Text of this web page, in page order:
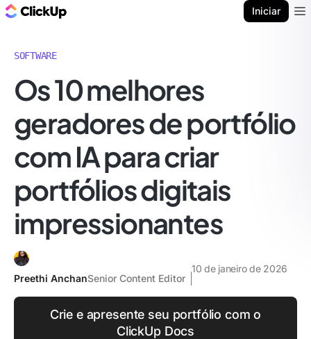
Iniciar
SOFTWARE
Os 10 melhores
geradores de portfólio
com IA para criar
portfólios digitais
impressionantes
Preethi AnchanSenior Content Editor
10 de janeiro de 2026
Crie e apresente seu portfólio com o
ClickUp Docs